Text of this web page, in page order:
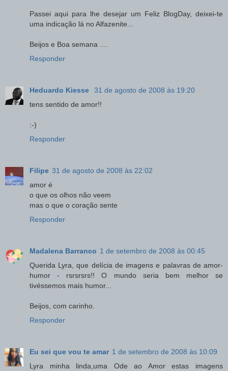
Passei aqui para lhe desejar um Feliz BlogDay, deixei-te
uma indicação lá no Alfazenite...
Beijos e Boa semana ....
Responder
Heduardo Kiesse
31 de agosto de 2008 às 19:20
tens sentido de amor!!
:-)
Responder
Filipe 31 de agosto de 2008 às 22:02
amor é
o que os olhos não veem
mas o que o coração sente
Responder
Madalena Barranco 1 de setembro de 2008 às 00:45
Querida Lyra, que delícia de imagens e palavras de amor-
humor - rsrsrsrs!! O mundo seria bem melhor se
tivéssemos mais humor...
Beijos, com carinho.
Responder
Eu sei que vou te amar 1 de setembro de 2008 às 10:09
Lyra minha linda,uma Ode ao Amor estas imagens